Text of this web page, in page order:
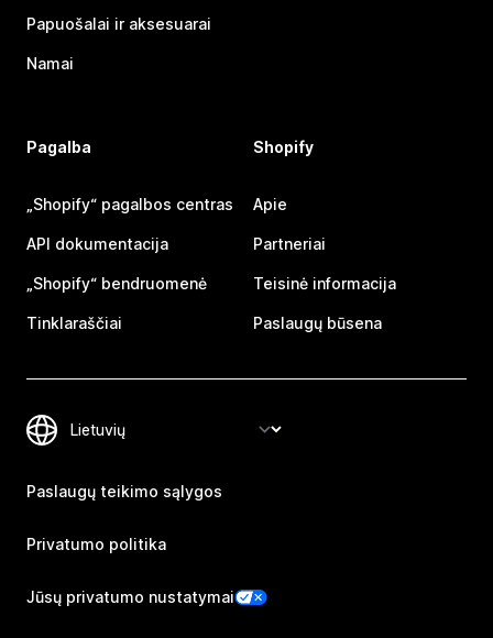
Papuošalai ir aksesuarai
Namai
Pagalba
„Shopify“ pagalbos centras
API dokumentacija
„Shopify“ bendruomenė
Tinklaraščiai
Shopify
Apie
Partneriai
Teisinė informacija
Paslaugų būsena
Paslaugų teikimo sąlygos
Privatumo politika
Jūsų privatumo nustatymai